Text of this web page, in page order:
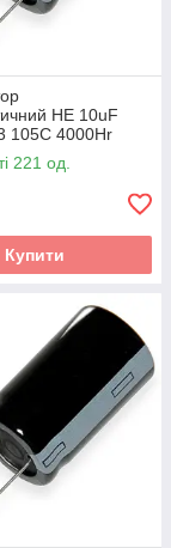
HE 10uF
105C 4000Hr
221 од.
Купити